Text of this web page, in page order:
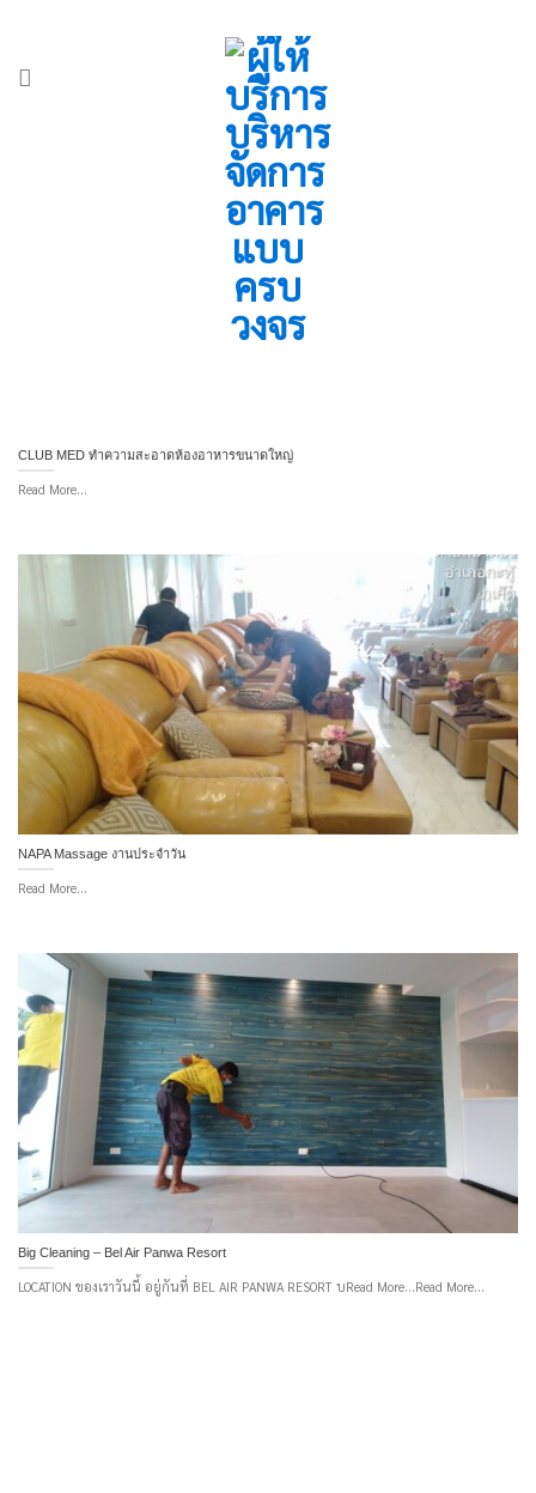
CLUB MED ทำความสะอาดห้องอาหารขนาดใหญ่
Read More...
NAPA Massage งานประจำวัน
Read More...
Big Cleaning – Bel Air Panwa Resort
LOCATION ของเราวันนี้ อยู่กันที่ BEL AIR PANWA RESORT บRead More...Read More...